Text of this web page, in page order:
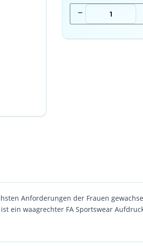
Anforderungen der Frauen
ein waagrechter FA Sportswear